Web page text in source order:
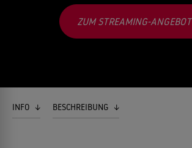
ZUM STREAMING-ANGEBOT
INFO BESCHREIBUNG